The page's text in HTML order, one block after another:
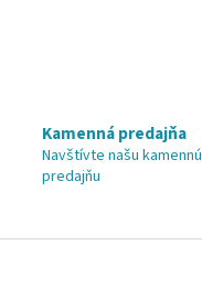
Kamenná predajňa
Navštívte našu kamennú
predajňu